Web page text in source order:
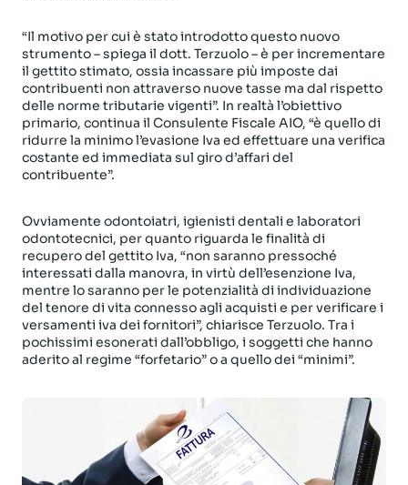
“Il motivo per cui è stato introdotto questo nuovo
strumento – spiega il dott. Terzuolo – è per incrementare
il gettito stimato, ossia incassare più imposte dai
contribuenti non attraverso nuove tasse ma dal rispetto
delle norme tributarie vigenti”. In realtà l’obiettivo
primario, continua il Consulente Fiscale AIO, “è quello di
ridurre la minimo l’evasione Iva ed effettuare una verifica
costante ed immediata sul giro d’affari del
contribuente”.
Ovviamente odontoiatri, igienisti dentali e laboratori
odontotecnici, per quanto riguarda le finalità di
recupero del gettito Iva, “non saranno pressoché
interessati dalla manovra, in virtù dell’esenzione Iva,
mentre lo saranno per le potenzialità di individuazione
del tenore di vita connesso agli acquisti e per verificare i
versamenti iva dei fornitori”, chiarisce Terzuolo. Tra i
pochissimi esonerati dall’obbligo, i soggetti che hanno
aderito al regime “forfetario” o a quello dei “minimi”.